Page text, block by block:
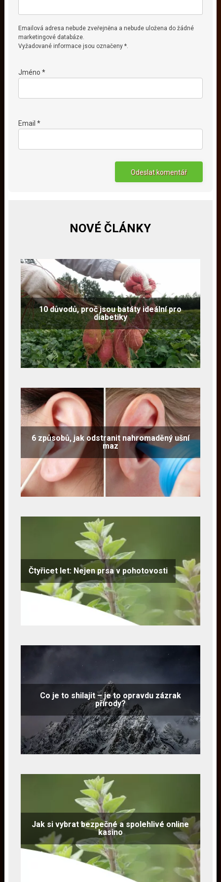
Emailová adresa nebude zveřejněna a nebude uložena do žádné
marketingové databáze.
Vyžadované informace jsou označeny *.
Jméno *
Email *
NOVÉ ČLÁNKY
10 důvodů, proč jsou batáty ideální pro
diabetiky
6 způsobů, jak odstranit nahromaděný ušní
maz
Čtyřicet let: Nejen prsa v pohotovosti
Co je to shilajit – je to opravdu zázrak
přírody?
Jak si vybrat bezpečné a spolehlivé online
kasino